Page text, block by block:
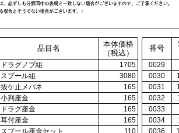
品目名
本体価格
（税込）
番号
ドラグノブ組 1705 0029
スプール組 3080 0030
抜ケ止メバネ 165 0031
小判座金 165 0032
ドラグ座金 165 0033
耳付座金 165 0034
スプール座金セット 110 0036